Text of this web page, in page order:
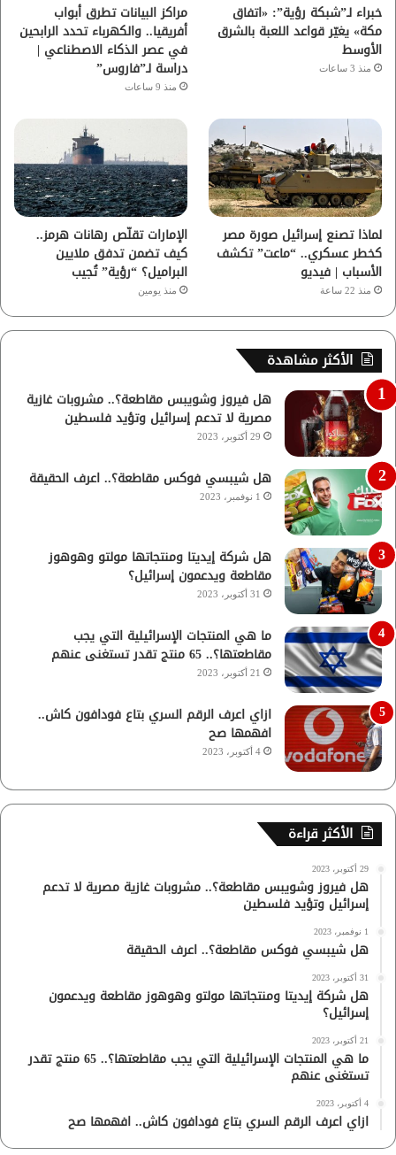
م
خبراء لـ”شبكة رؤية”: «اتفاق
مكة» يغيّر قواعد اللعبة بالشرق
الأوسط
منذ 3 ساعات
مراكز البيانات تطرق أبواب
أفريقيا.. والكهرباء تحدد الرابحين
في عصر الذكاء الاصطناعي |
دراسة لـ”فاروس”
منذ 9 ساعات
لماذا تصنع إسرائيل صورة مصر
كخطر عسكري.. “ماعت” تكشف
الأسباب | فيديو
منذ 22 ساعة
الإمارات تقلّص رهانات هرمز..
كيف تضمن تدفق ملايين
البراميل؟ “رؤية” تُجيب
منذ يومين
الأكثر مشاهدة
هل فيروز وشويبس مقاطعة؟.. مشروبات غازية
مصرية لا تدعم إسرائيل وتؤيد فلسطين
29 أكتوبر، 2023
هل شيبسي فوكس مقاطعة؟.. اعرف الحقيقة
1 نوفمبر، 2023
هل شركة إيديتا ومنتجاتها مولتو وهوهوز
مقاطعة ويدعمون إسرائيل؟
31 أكتوبر، 2023
ما هي المنتجات الإسرائيلية التي يجب
مقاطعتها؟.. 65 منتج تقدر تستغنى عنهم
21 أكتوبر، 2023
ازاي اعرف الرقم السري بتاع فودافون كاش..
افهمها صح
4 أكتوبر، 2023
الأكثر قراءة
29 أكتوبر، 2023
هل فيروز وشويبس مقاطعة؟.. مشروبات غازية مصرية لا تدعم
إسرائيل وتؤيد فلسطين
1 نوفمبر، 2023
هل شيبسي فوكس مقاطعة؟.. اعرف الحقيقة
31 أكتوبر، 2023
هل شركة إيديتا ومنتجاتها مولتو وهوهوز مقاطعة ويدعمون
إسرائيل؟
21 أكتوبر، 2023
ما هي المنتجات الإسرائيلية التي يجب مقاطعتها؟.. 65 منتج تقدر
تستغنى عنهم
4 أكتوبر، 2023
ازاي اعرف الرقم السري بتاع فودافون كاش.. افهمها صح